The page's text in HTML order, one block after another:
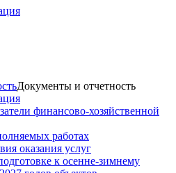
Документы и отчетность
финансово-хозяйственной
работах
оказания услуг
к осенне-зимнему